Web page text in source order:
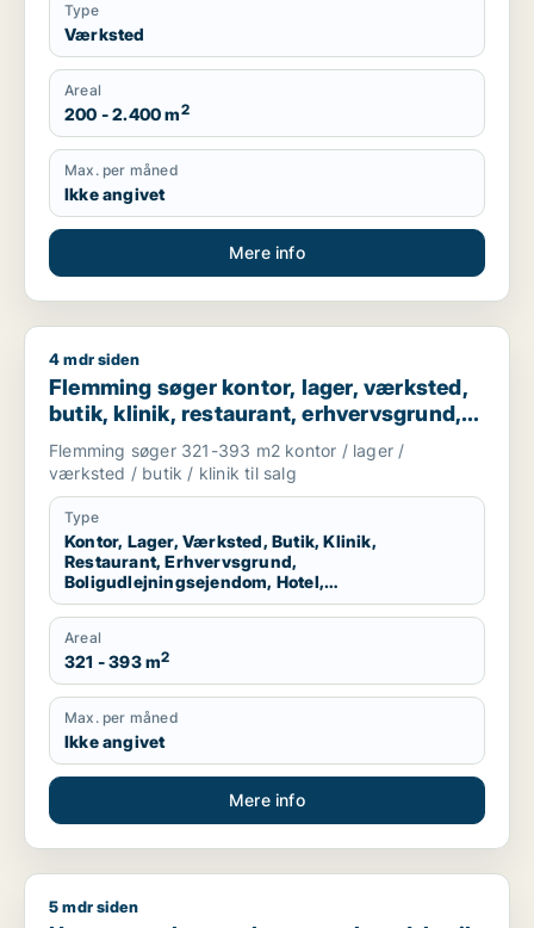
Type
Værksted
Areal
200 - 2.400 m2
Max. per måned
Ikke angivet
Mere info
Flemming søger kontor, lager, værksted, butik, klinik,
4 mdr siden
Flemming søger kontor, lager, værksted,
butik, klinik, restaurant, erhvervsgrund,
boligudlejningsejendom, hotel,
produktionslokaler eller garage til salg i
Kolding, Christiansfeld eller Sjølund m.fl.
Flemming søger 321-393 m2 kontor / lager /
værksted / butik / klinik til salg
Type
Kontor, Lager, Værksted, Butik, Klinik,
Restaurant, Erhvervsgrund,
Boligudlejningsejendom, Hotel,
Produktionslokaler, Garage
Areal
321 - 393 m2
Max. per måned
Ikke angivet
Mere info
Hans søger kontor, lager, værksted, butik, klinik,
5 mdr siden